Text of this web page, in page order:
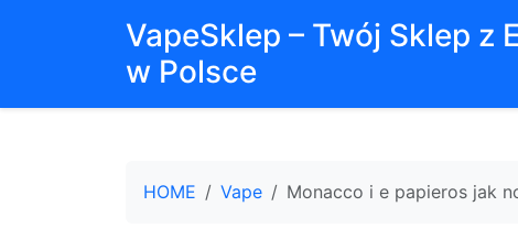
VapeSklep – Twój Sklep z
w Polsce
HOME Vape Monacco i e papieros jak